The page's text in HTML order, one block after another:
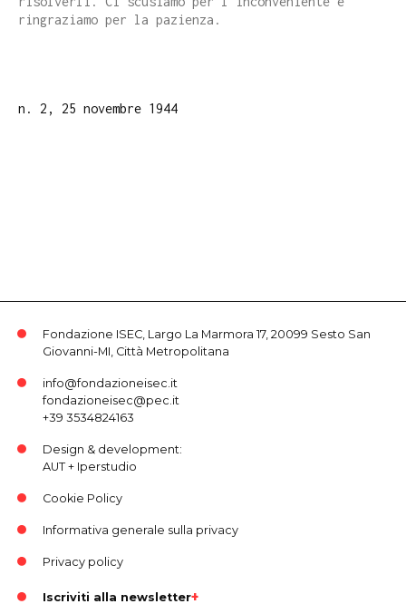
ringraziamo per la pazienza.
n. 2, 25 novembre 1944
Fondazione ISEC, Largo La Marmora 17, 20099 Sesto San
Giovanni-MI, Città Metropolitana
info@fondazioneisec.it
fondazioneisec@pec.it
+39 3534824163
Design & development:
AUT+ Iperstudio
Cookie Policy
Informativa generale sulla privacy
Privacy policy
Iscriviti alla newsletter